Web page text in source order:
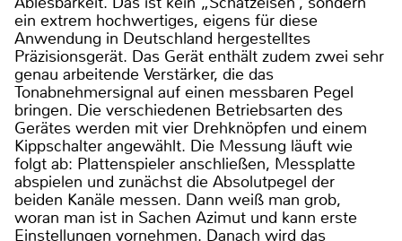
ein extrem hochwertiges, eigens für diese
Anwendung in Deutschland hergestelltes
Präzisionsgerät. Das Gerät enthält zudem zwei sehr
genau arbeitende Verstärker, die das
Tonabnehmersignal auf einen messbaren Pegel
bringen. Die verschiedenen Betriebsarten des
Gerätes werden mit vier Drehknöpfen und einem
Kippschalter angewählt. Die Messung läuft wie
folgt ab: Plattenspieler anschließen, Messplatte
abspielen und zunächst die Absolutpegel der
beiden Kanäle messen. Dann weiß man grob,
woran man ist in Sachen Azimut und kann erste
Einstellungen vornehmen. Danach wird das